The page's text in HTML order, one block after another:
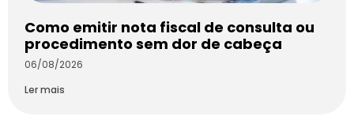
Como emitir nota fiscal de consulta ou
procedimento sem dor de cabeça
06/08/2026
Ler mais